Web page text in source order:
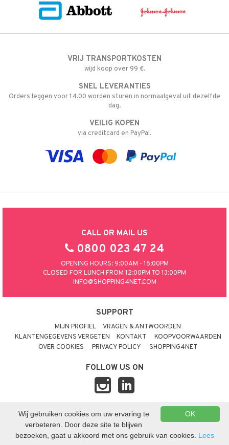
VRIJ TRANSPORTKOSTEN
wijd koop over 99 €.
SNEL LEVERANTIES
Orders leggen voor 14.00 worden sturen in normaalgeval uit dezelfde
dag.
VEILIG KOPEN
via creditcard en PayPal.
CALL OR MAIL US
0800 023 47 24
OPENING HOURS: 9:00AM - 15:00PM
CLOSED FOR LUNCH FROM 12:00PM TO 13:00PM
INFO@SHOPPING4NET.COM
SUPPORT
MIJN PROFIEL
VRAGEN & ANTWOORDEN
KLANTENGEGEVENS VERGETEN
KONTAKT
KOOPVOORWAARDEN
OVER COOKIES
PRIVACY POLICY SHOPPING4NET
FOLLOW US ON
© 2026 SHOPPING4NET•SITEMAP
NEDERLAND
OK
Wij gebruiken cookies om uw ervaring te
verbeteren. Door deze site te blijven
bezoeken, gaat u akkoord met ons gebruik van cookies. Lees